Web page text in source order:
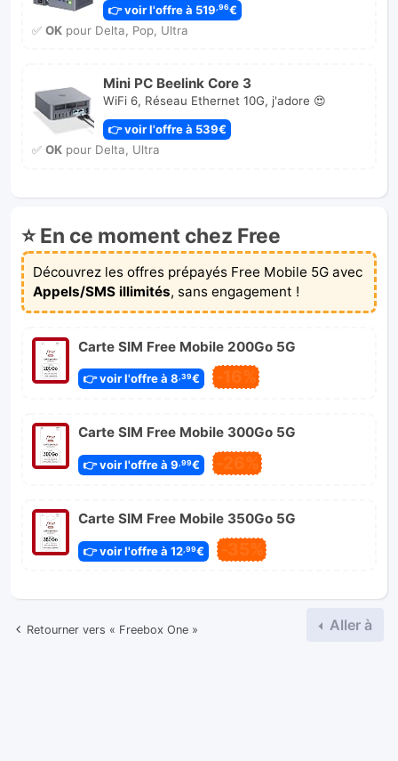
👉 voir l'offre à 519,96€
✅ OKpour Delta, Pop, Ultra
Mini PC Beelink Core 3
WiFi 6, Réseau Ethernet 10G, j'adore 😍
👉 voir l'offre à 539€
✅ OKpour Delta, Ultra
⭐ En ce moment chez Free
Découvrez les offres prépayés Free Mobile 5G avec
Appels/SMS illimités, sans engagement !
Carte SIM Free Mobile 200Go 5G
👉 voir l'offre à 8,39€ -16%
Carte SIM Free Mobile 300Go 5G
👉 voir l'offre à 9 ,99€ -26%
Carte SIM Free Mobile 350Go 5G
👉 voir l'offre à 12,99€ -35%
Retourner vers « Freebox One » Aller à